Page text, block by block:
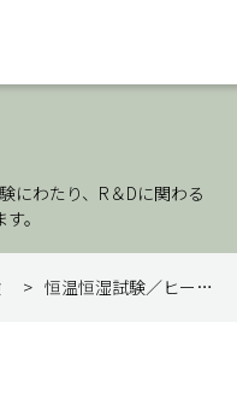
にわたり、R＆Dに関わる
。
> 恒温恒湿試験／ヒートサイクル試験